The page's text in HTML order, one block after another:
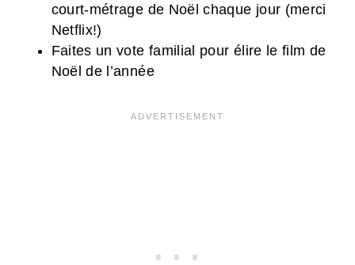
court-métrage de Noël chaque jour (merci
Netflix!)
Faites un vote familial pour élire le film de
Noël de l’année